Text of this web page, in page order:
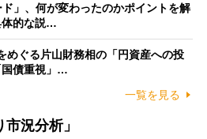
」、何が変わったのかポイントを解
的な説…
めぐる片山財務相の「円資産への投
債重視」…
一覧を見る
況分析」